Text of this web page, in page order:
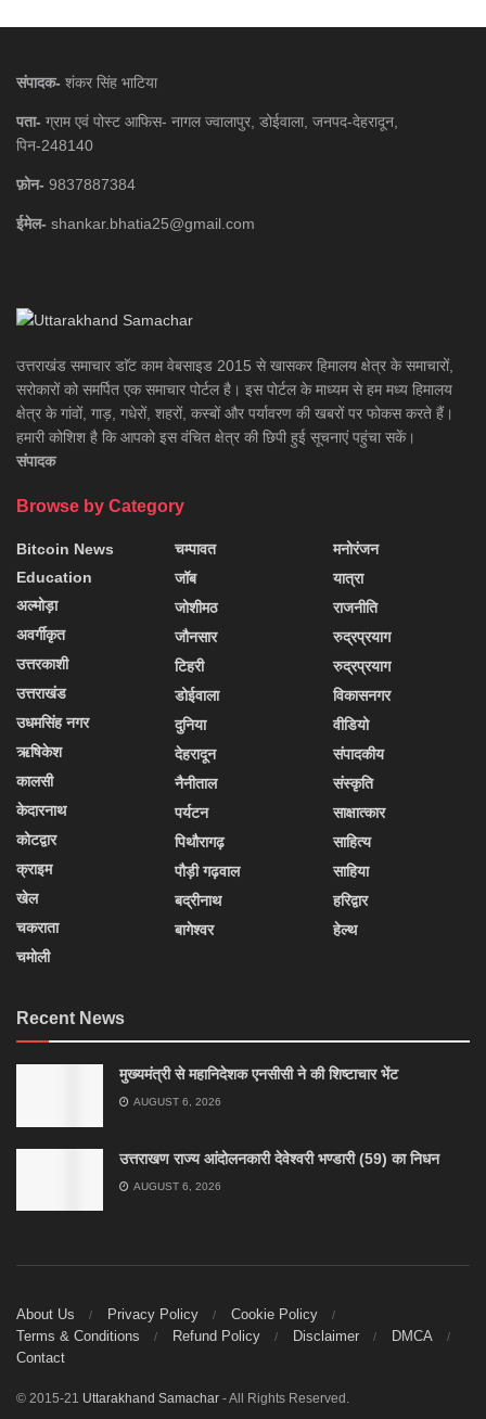
संपादक- शंकर सिंह भाटिया
पता- ग्राम एवं पोस्ट आफिस- नागल ज्वालापुर, डोईवाला, जनपद-देहरादून,
पिन-248140
फ़ोन- 9837887384
ईमेल- shankar.bhatia25@gmail.com
उत्तराखंड समाचार डाॅट काम वेबसाइड 2015 से खासकर हिमालय क्षेत्र के समाचारों,
सरोकारों को समर्पित एक समाचार पोर्टल है। इस पोर्टल के माध्यम से हम मध्य हिमालय
क्षेत्र के गांवों, गाड़, गधेरों, शहरों, कस्बों और पर्यावरण की खबरों पर फोकस करते हैं।
हमारी कोशिश है कि आपको इस वंचित क्षेत्र की छिपी हुई सूचनाएं पहुंचा सकें।
संपादक
Browse by Category
Bitcoin News
Education
अल्मोड़ा
अवर्गीकृत
उत्तरकाशी
उत्तराखंड
उधमसिंह नगर
ऋषिकेश
कालसी
केदारनाथ
कोटद्वार
क्राइम
खेल
चकराता
चमोली
चम्पावत
जॉब
जोशीमठ
जौनसार
टिहरी
डोईवाला
दुनिया
देहरादून
नैनीताल
पर्यटन
पिथौरागढ़
पौड़ी गढ़वाल
बद्रीनाथ
बागेश्वर
मनोरंजन
यात्रा
राजनीति
रुद्रप्रयाग
रुद्रप्रयाग
विकासनगर
वीडियो
संपादकीय
संस्कृति
साक्षात्कार
साहित्य
साहिया
हरिद्वार
हेल्थ
Recent News
मुख्यमंत्री से महानिदेशक एनसीसी ने की शिष्टाचार भेंट
AUGUST 6, 2026
उत्तराखण राज्य आंदोलनकारी देवेश्वरी भण्डारी (59) का निधन
AUGUST 6, 2026
About Us Privacy Policy
Cookie Policy
Terms & Conditions
Refund Policy Disclaimer
DMCA
Contact
© 2015-21 Uttarakhand Samachar - All Rights Reserved.